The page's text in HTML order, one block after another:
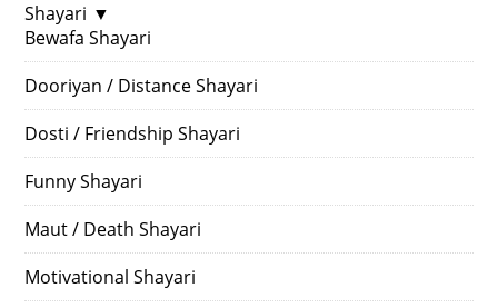
Shayari ▼
Bewafa Shayari
Dooriyan / Distance Shayari
Dosti / Friendship Shayari
Funny Shayari
Maut / Death Shayari
Motivational Shayari